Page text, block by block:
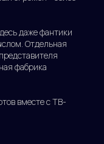
даже фантики
Отдельная
фабрика
вместе с ТВ-